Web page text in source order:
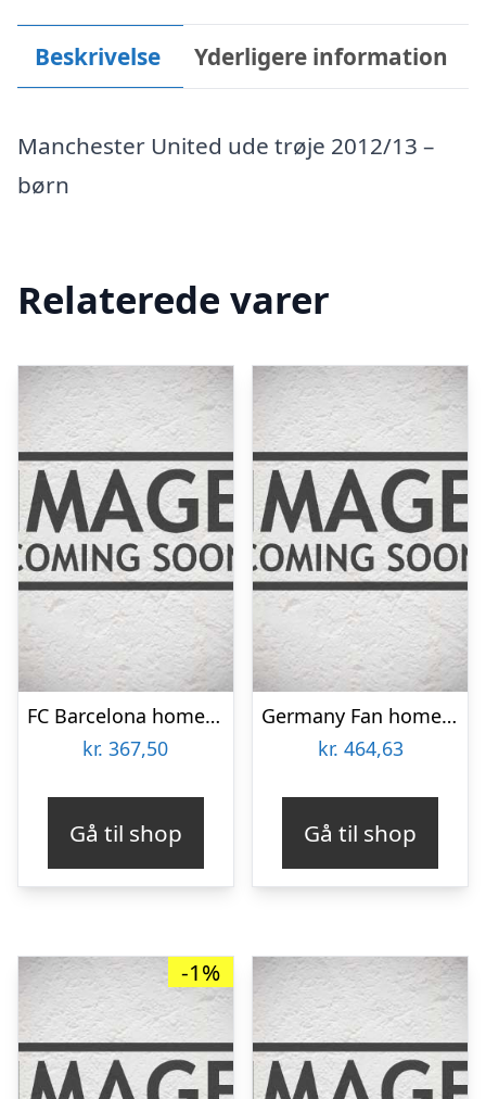
Beskrivelse Yderligere information
Manchester United ude trøje 2012/13 –
børn
Relaterede varer
FC Barcelona home jersey 2012/13 – Thomas 97-M
kr. 367,50
Gå til shop
Germany Fan home jersey 2024/26 – mens-S
kr. 464,63
Gå til shop
-1%